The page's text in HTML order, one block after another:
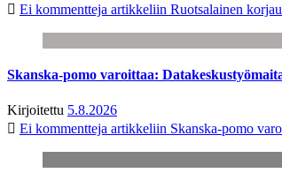
Ei kommentteja artikkeliin Ruotsalainen
Skanska-pomo varoittaa:
Kirjoitettu 5.8.2026
Ei kommentteja artikkeliin Skanska-pomo